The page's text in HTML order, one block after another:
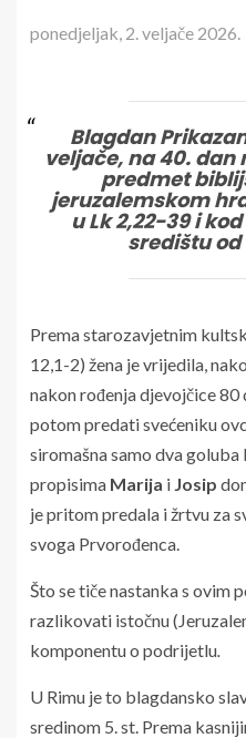
ponedjeljak, 2. veljače 2026.
Blagdan
veljače, na 40. dan
predmet
jeruzalemskom
u Lk 2,22-39 i
središtu od
Prema starozavjetnim
12,1-2) žena je vrijedila,
nakon rođenja djevojčice 80
potom predati svećeniku
siromašna samo dva
propisi­ma Marija i Josip
je pritom predala i žrtvu za
svoga Prvorođenca.
Što se tiče nastanka s ovim
razlikovati istočnu
komponentu o podri­jetlu
U Rimu je to blagdansko
sredinom 5. st. Prema